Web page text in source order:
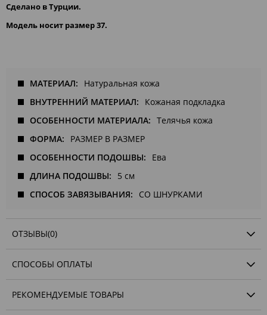
Сделано в Турции.
Модель носит размер 37.
МАТЕРИАЛ
Натуральная кожа
ВНУТРЕННИЙ МАТЕРИАЛ
Кожаная подкладка
ОСОБЕННОСТИ МАТЕРИАЛА
Телячья кожа
ФОРМА
РАЗМЕР В РАЗМЕР
ОСОБЕННОСТИ ПОДОШВЫ
Ева
ДЛИНА ПОДОШВЫ
5 см
СПОСОБ ЗАВЯЗЫВАНИЯ
СО ШНУРКАМИ
ОТЗЫВЫ(0)
СПОСОБЫ ОПЛАТЫ
РЕКОМЕНДУЕМЫЕ ТОВАРЫ